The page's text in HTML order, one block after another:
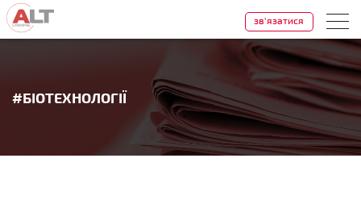
#БІОТЕХНОЛОГІЇ
зв'язатися